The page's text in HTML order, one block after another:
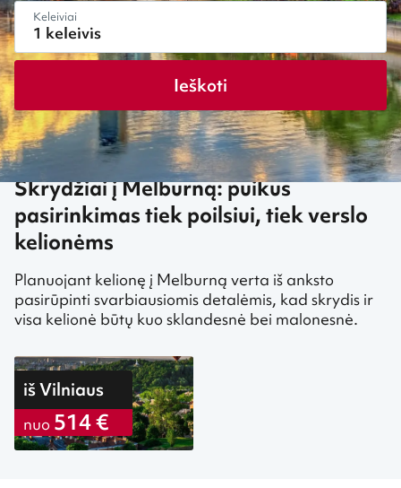
Keleiviai
Ieškoti
Skrydžiai į Melburną: puikus
pasirinkimas tiek poilsiui, tiek verslo
kelionėms
Planuojant kelionę į Melburną verta iš anksto
pasirūpinti svarbiausiomis detalėmis, kad skrydis ir
visa kelionė būtų kuo sklandesnė bei malonesnė.
iš Vilniaus
nuo 514 €